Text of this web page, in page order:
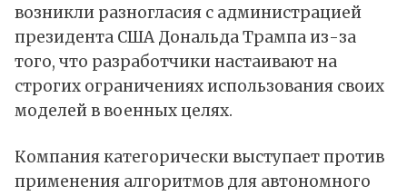
возникли разногласия с администрацией
президента США Дональда Трампа из-за
того, что разработчики настаивают на
строгих ограничениях использования своих
моделей в военных целях.
Компания категорически выступает против
применения алгоритмов для автономного